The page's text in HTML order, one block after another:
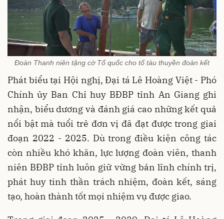
Đoàn Thanh niên tặng cờ Tổ quốc cho tổ tàu thuyền đoàn kết
Phát biểu tại Hội nghị, Đại tá Lê Hoàng Việt - Phó
Chính ủy Ban Chỉ huy BĐBP tỉnh An Giang ghi
nhận, biểu dương và đánh giá cao những kết quả
nổi bật mà tuổi trẻ đơn vị đã đạt được trong giai
đoạn 2022 - 2025. Dù trong điều kiện công tác
còn nhiều khó khăn, lực lượng đoàn viên, thanh
niên BĐBP tỉnh luôn giữ vững bản lĩnh chính trị,
phát huy tinh thần trách nhiệm, đoàn kết, sáng
tạo, hoàn thành tốt mọi nhiệm vụ được giao.